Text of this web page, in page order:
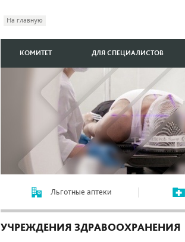
На главную
КОМИТЕТ ДЛЯ СПЕЦИАЛИСТОВ
Льготные аптеки
УЧРЕЖДЕНИЯ ЗДРАВООХРАНЕНИЯ